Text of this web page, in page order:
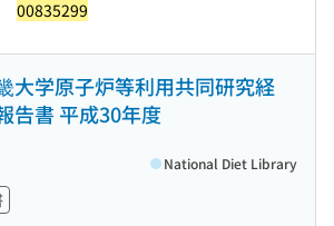
00835299
大学原子炉等利用共同研究経
告書 平成30年度
National Diet Library